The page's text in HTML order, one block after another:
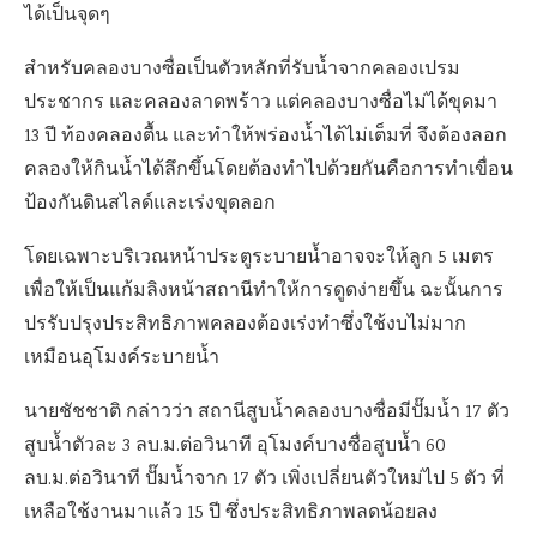
ได้เป็นจุดๆ
สำหรับคลองบางซื่อเป็นตัวหลักที่รับน้ำจากคลองเปรม
ประชากร และคลองลาดพร้าว แต่คลองบางซื่อไม่ได้ขุดมา
13 ปี ท้องคลองตื้น และทำให้พร่องน้ำได้ไม่เต็มที่ จึงต้องลอก
คลองให้กินน้ำได้ลึกขึ้นโดยต้องทำไปด้วยกันคือการทำเขื่อน
ป้องกันดินสไลด์และเร่งขุดลอก
โดยเฉพาะบริเวณหน้าประตูระบายน้ำอาจจะให้ลูก 5 เมตร
เพื่อให้เป็นแก้มลิงหน้าสถานีทำให้การดูดง่ายขึ้น ฉะนั้นการ
ปรรับปรุงประสิทธิภาพคลองต้องเร่งทำซึ่งใช้งบไม่มาก
เหมือนอุโมงค์ระบายน้ำ
นายชัชชาติ กล่าวว่า สถานีสูบน้ำคลองบางซื่อมีปั๊มน้ำ 17 ตัว
สูบน้ำตัวละ 3 ลบ.ม.ต่อวินาที อุโมงค์บางซื่อสูบน้ำ 60
ลบ.ม.ต่อวินาที ปั๊มน้ำจาก 17 ตัว เพิ่งเปลี่ยนตัวใหม่ไป 5 ตัว ที่
เหลือใช้งานมาแล้ว 15 ปี ซึ่งประสิทธิภาพลดน้อยลง